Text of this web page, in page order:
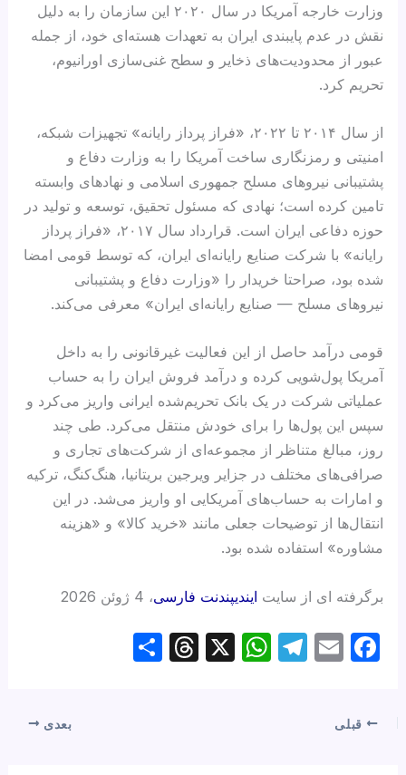
وزارت خارجه آمریکا در سال ۲۰۲۰ این سازمان را به دلیل
نقش در عدم پایبندی ایران به تعهدات هسته‌ای خود، از جمله
عبور از محدودیت‌های ذخایر و سطح غنی‌سازی اورانیوم،
تحریم کرد.
از سال ۲۰۱۴ تا ۲۰۲۲، «فراز پرداز رایانه» تجهیزات شبکه،
امنیتی و رمزنگاری ساخت آمریکا را به وزارت دفاع و
پشتیبانی نیروهای مسلح جمهوری اسلامی و نهادهای وابسته
تامین کرده است؛ نهادی که مسئول تحقیق، توسعه و تولید در
حوزه دفاعی ایران است. قرارداد سال ۲۰۱۷، «فراز پرداز
رایانه» با شرکت صنایع رایانه‌ای ایران، که توسط قومی امضا
شده بود، صراحتا خریدار را «وزارت دفاع و پشتیبانی
نیروهای مسلح — صنایع رایانه‌ای ایران» معرفی می‌کند.
قومی درآمد حاصل از این فعالیت غیرقانونی را به داخل
آمریکا پول‌شویی کرده و درآمد فروش ایران را به حساب
عملیاتی شرکت در یک بانک تحریم‌شده ایرانی واریز می‌کرد و
سپس این پول‌ها را برای خودش منتقل می‌کرد. طی چند
روز، مبالغ متناظر از مجموعه‌ای از شرکت‌های تجاری و
صرافی‌های مختلف در جزایر ویرجین بریتانیا، هنگ‌کنگ، ترکیه
و امارات به حساب‌های آمریکایی او واریز می‌شد. در این
انتقال‌ها از توضیحات جعلی مانند «خرید کالا» و «هزینه
مشاوره» استفاده شده بود.
برگرفته ای از سایت ایندیپندنت فارسی، 4 ژوئن 2026
F
e
E
T
W
X
T
قبلی بعدی